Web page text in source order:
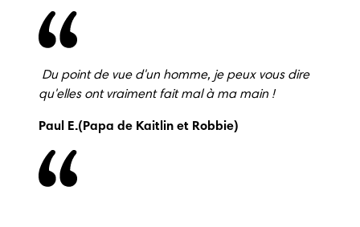
qu'elles ont vraiment fait mal à ma main !
Paul E.(Papa de Kaitlin et Robbie)